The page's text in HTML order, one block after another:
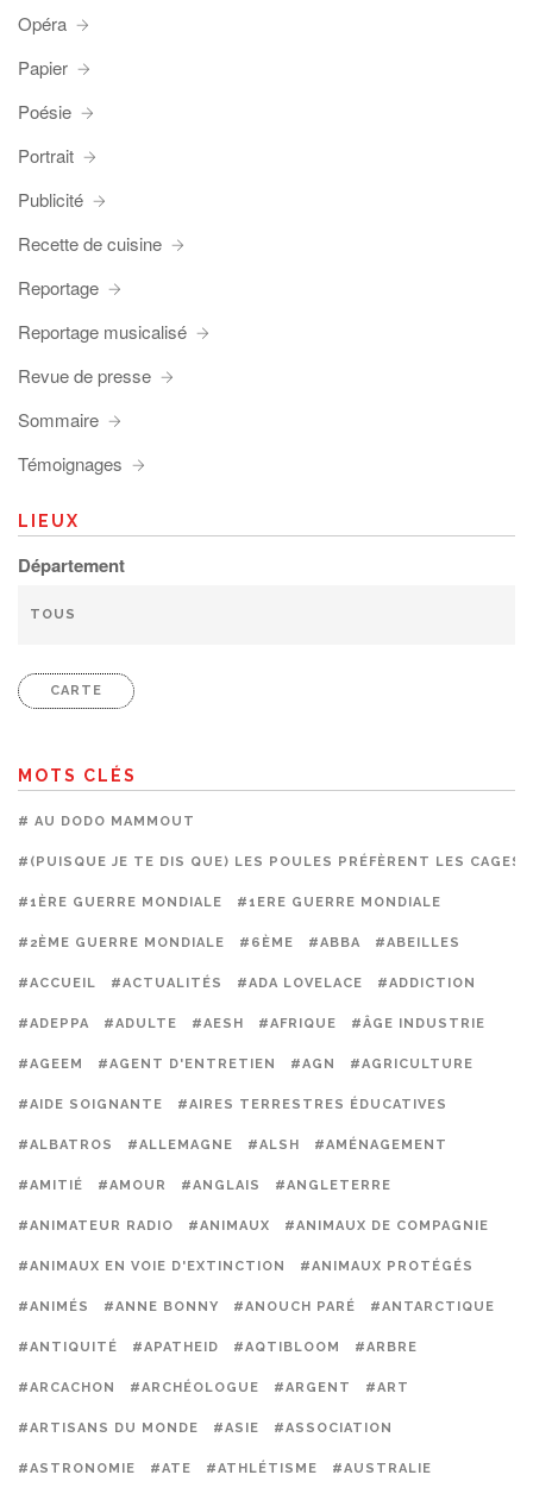
Opéra
Papier
Poésie
Portrait
Publicité
Recette de cuisine
Reportage
Reportage musicalisé
Revue de presse
Sommaire
Témoignages
LIEUX
Département
CARTE
MOTS CLÉS
# AU DODO MAMMOUT
#(PUISQUE JE TE DIS QUE) LES POULES PRÉFÈRENT LES CAGES
#1ÈRE GUERRE MONDIALE #1ERE GUERRE MONDIALE
#2ÈME GUERRE MONDIALE #6ÈME #ABBA #ABEILLES
#ACCUEIL #ACTUALITÉS #ADA LOVELACE #ADDICTION
#ADEPPA #ADULTE #AESH #AFRIQUE #ÂGE INDUSTRIE
#AGEEM #AGENT D'ENTRETIEN #AGN #AGRICULTURE
#AIDE SOIGNANTE #AIRES TERRESTRES ÉDUCATIVES
#ALBATROS #ALLEMAGNE #ALSH #AMÉNAGEMENT
#AMITIÉ #AMOUR #ANGLAIS #ANGLETERRE
#ANIMATEUR RADIO #ANIMAUX #ANIMAUX DE COMPAGNIE
#ANIMAUX EN VOIE D'EXTINCTION #ANIMAUX PROTÉGÉS
#ANIMÉS #ANNE BONNY #ANOUCH PARÉ #ANTARCTIQUE
#ANTIQUITÉ #APATHEID #AQTIBLOOM #ARBRE
#ARCACHON #ARCHÉOLOGUE #ARGENT #ART
#ARTISANS DU MONDE #ASIE #ASSOCIATION
#ASTRONOMIE #ATE #ATHLÉTISME #AUSTRALIE